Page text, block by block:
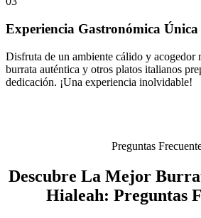
Experiencia Gastronómica Única
Disfruta de un ambiente cálido y acogedor
burrata auténtica y otros platos italianos
dedicación. ¡Una experiencia inolvidable!
Preguntas
Descubre La Mejor
Hialeah: Preguntas